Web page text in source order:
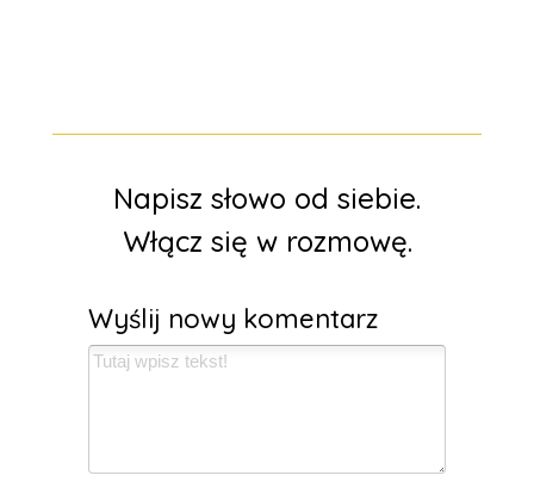
Napisz słowo od siebie.
Włącz się w rozmowę.
Wyślij nowy komentarz